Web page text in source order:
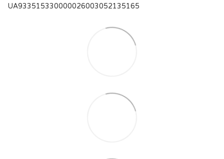
UA933515330000026003052135165